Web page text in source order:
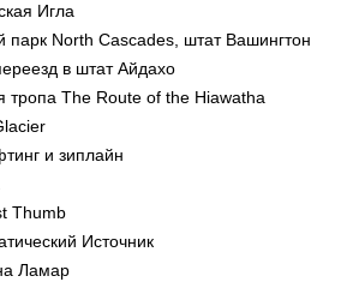
Игла
North Cascades, штат Вашингтон
в штат Айдахо
тропа The Route of the Hiawatha
и зиплайн
Thumb
Источник
Ламар